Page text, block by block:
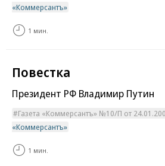
«Коммерсантъ»
1 мин.
Повестка
Президент РФ Владимир Путин
Газета «Коммерсантъ» №10/П от
«Коммерсантъ»
1 мин.